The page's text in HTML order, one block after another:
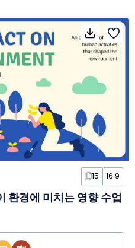
15 16:9
환경에 미치는 영향 수업